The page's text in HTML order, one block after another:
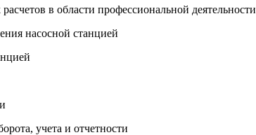
в области профессиональной деятельности
насосной станцией
учета и отчетности